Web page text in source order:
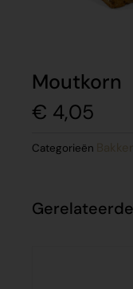
Moutkorn
€ 4,05
Categorieën Bakkerij